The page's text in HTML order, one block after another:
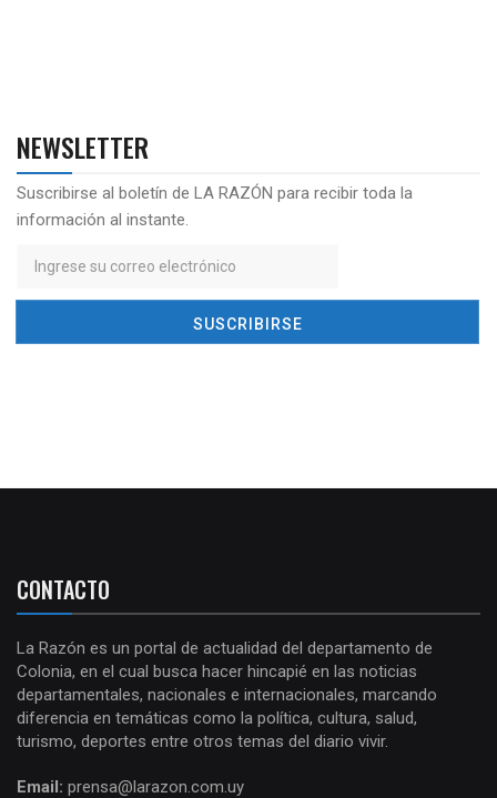
NEWSLETTER
Suscribirse al boletín de LA RAZÓN para recibir toda la
información al instante.
CONTACTO
La Razón es un portal de actualidad del departamento de
Colonia, en el cual busca hacer hincapié en las noticias
departamentales, nacionales e internacionales, marcando
diferencia en temáticas como la política, cultura, salud,
turismo, deportes entre otros temas del diario vivir.
Email: prensa@larazon.com.uy